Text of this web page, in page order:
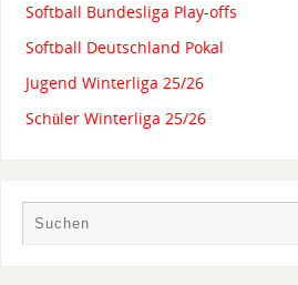
Softball Bundesliga Play-offs
Softball Deutschland Pokal
Jugend Winterliga 25/26
Schüler Winterliga 25/26